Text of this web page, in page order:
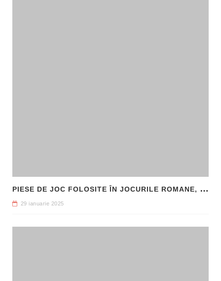
P
IESE DE JOC FOLOSITE ÎN JOCURILE ROMANE, DESCOPERITE LA HADRIANOPOLIS
29 ianuarie 2025